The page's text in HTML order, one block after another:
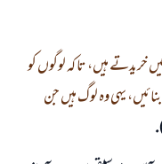
خريدتے ہيں، تا كہ لوگوں كو
يہى وہ لوگ ہيں جن